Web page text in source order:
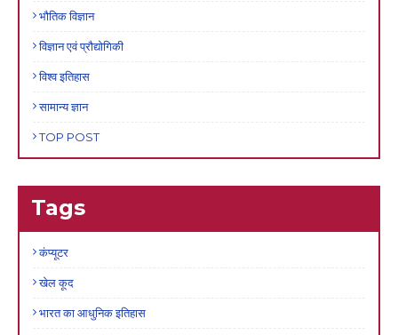
भौतिक विज्ञान
विज्ञान एवं प्रौद्योगिकी
विश्व इतिहास
सामान्य ज्ञान
TOP POST
Tags
कंप्यूटर
खेल कूद
भारत का आधुनिक इतिहास